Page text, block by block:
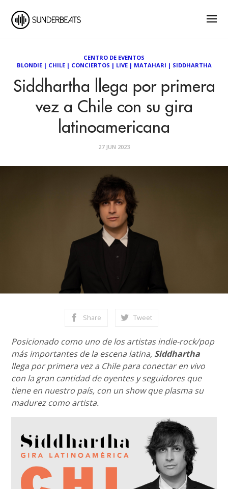
CENTRO DE EVENTOS
BLONDIE| CHILE| CONCIERTOS | LIVE| MATAHARI | SIDDHARTHA
Siddhartha llega por primera
vez a Chile con su gira
latinoamericana
27 JUN 2023
Share Tweet
Posicionado como uno de los artistas indie-rock/pop
más importantes de la escena latina, Siddhartha
llega por primera vez a Chile para conectar en vivo
con la gran cantidad de oyentes y seguidores que
tiene en nuestro país, con un show que plasma su
madurez como artista.